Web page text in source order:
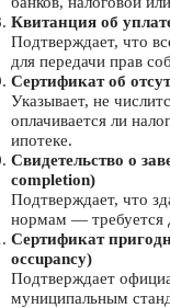
Квитанция об
Подтверждает, что
для передачи прав
Сертификат об
Указывает, не
оплачивается ли
ипотеке.
Свидетельство о
completion)
Подтверждает, что
нормам — требуется
Сертификат
occupancy)
Подтверждает
муниципальным